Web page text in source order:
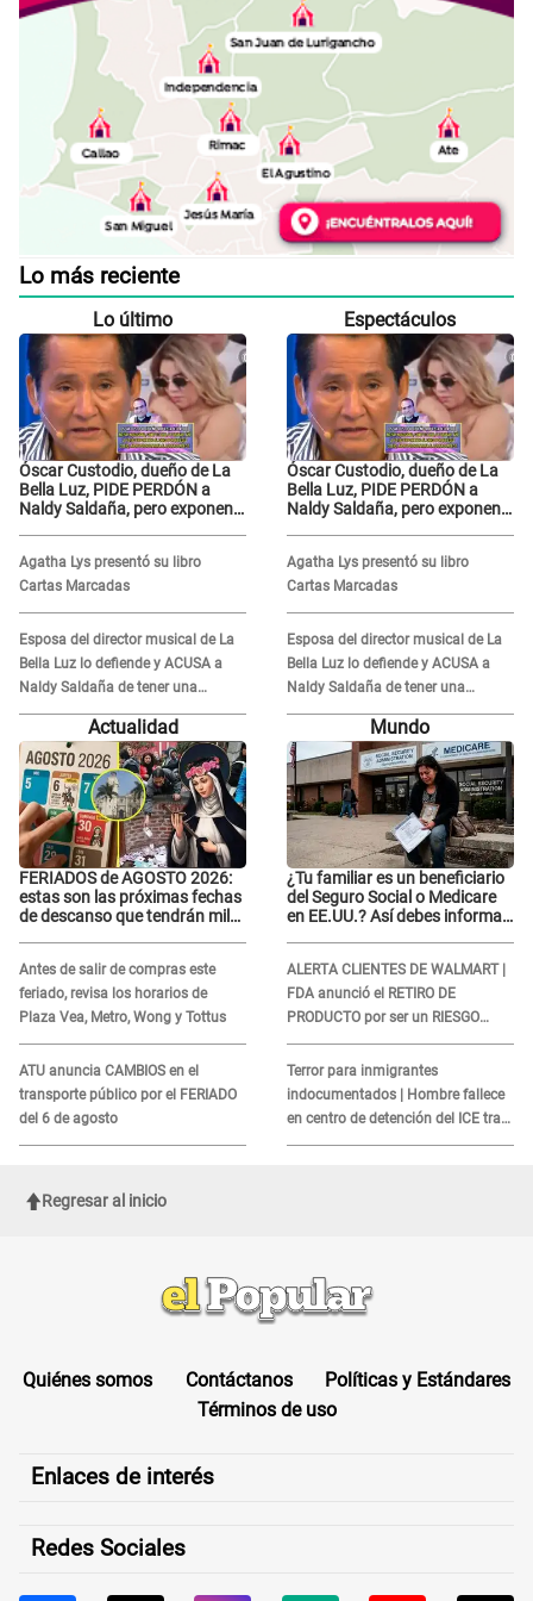
Lo más reciente
Lo último
Óscar Custodio, dueño de La
Bella Luz, PIDE PERDÓN a
Naldy Saldaña, pero exponen
grabar"
Agatha Lys presentó su libro
Cartas Marcadas
Esposa del director musical de La
Bella Luz lo defiende y ACUSA a
Naldy Saldaña de tener una
relación con él y otros integrantes
Espectáculos
Óscar Custodio, dueño de La
Bella Luz, PIDE PERDÓN a
Naldy Saldaña, pero exponen
grabar"
Agatha Lys presentó su libro
Cartas Marcadas
Esposa del director musical de La
Bella Luz lo defiende y ACUSA a
Naldy Saldaña de tener una
relación con él y otros integrantes
Actualidad
FERIADOS de AGOSTO 2026:
estas son las próximas fechas
de descanso que tendrán miles
Antes de salir de compras este
feriado, revisa los horarios de
Plaza Vea, Metro, Wong y Tottus
ATU anuncia CAMBIOS en el
transporte público por el FERIADO
del 6 de agosto
Mundo
¿Tu familiar es un beneficiario
del Seguro Social o Medicare
en EE.UU.? Así debes informar
ALERTA CLIENTES DE WALMART |
FDA anunció el RETIRO DE
PRODUCTO por ser un RIESGO
MORTAL para consumidores: ¿Cuál
es?
Terror para inmigrantes
indocumentados | Hombre fallece
en centro de detención del ICE tras
sufrir una "emergencia médica"
Regresar al inicio
Quiénes somos Contáctanos
Políticas y Estándares
Términos de uso
Enlaces de interés
Redes Sociales